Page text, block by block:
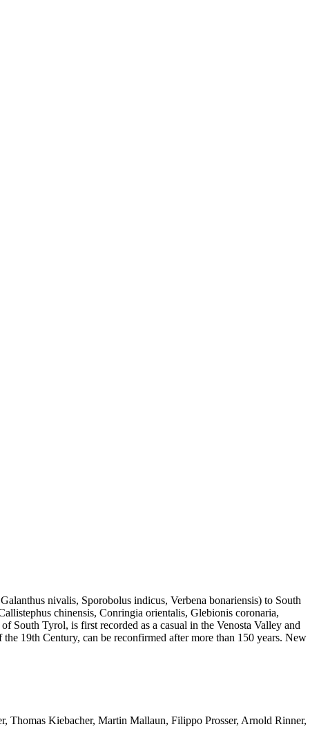
nivalis, Sporobolus indicus, Verbena bonariensis) to South
chinensis, Conringia orientalis, Glebionis coronaria,
South Tyrol, is first recorded as a casual in the Venosta Valley and
19th Century, can be reconfirmed after more than 150 years. New
Kiebacher, Martin Mallaun, Filippo Prosser, Arnold Rinner,